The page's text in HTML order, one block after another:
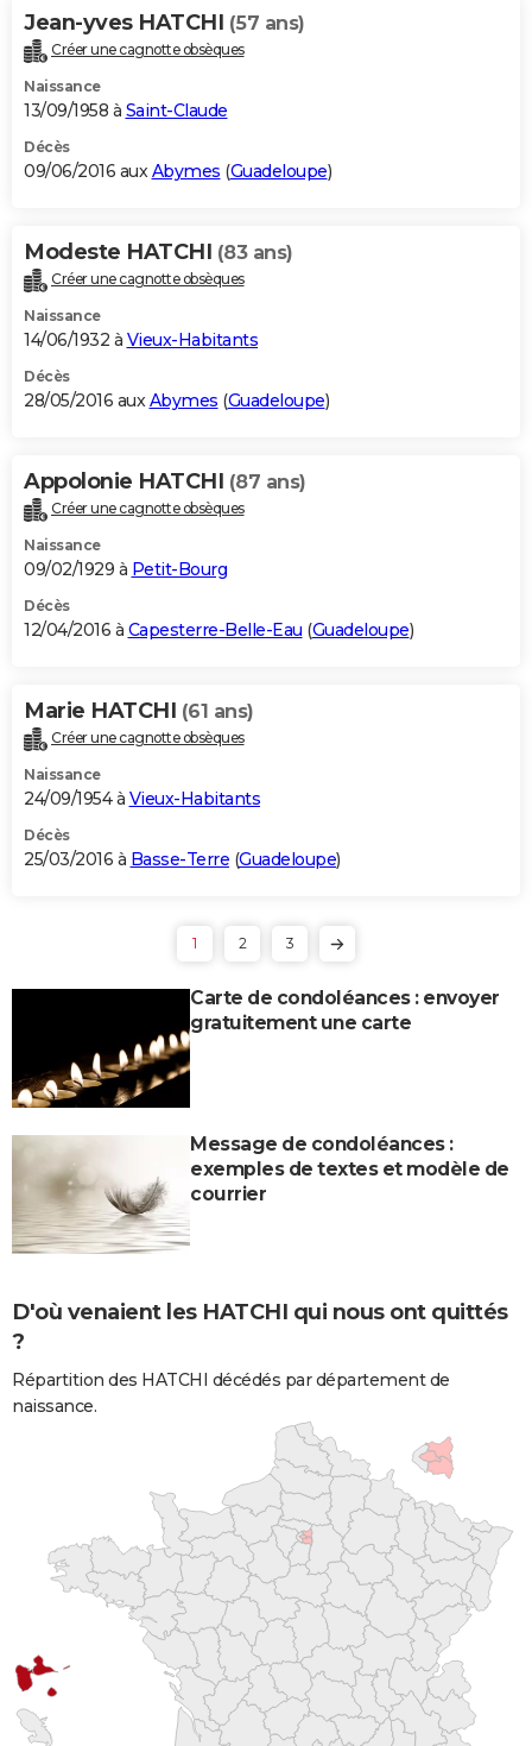
Jean-yves HATCHI (57 ans)
Créer une cagnotte obsèques
Naissance
13/09/1958 à Saint-Claude
Décès
09/06/2016 auxAbymes (Guadeloupe)
Modeste HATCHI (83 ans)
Créer une cagnotte obsèques
Naissance
14/06/1932 à Vieux-Habitants
Décès
28/05/2016 auxAbymes (Guadeloupe)
Appolonie HATCHI (87 ans)
Créer une cagnotte obsèques
Naissance
09/02/1929 à Petit-Bourg
Décès
12/04/2016 à Capesterre-Belle-Eau (Guadeloupe)
Marie HATCHI (61 ans)
Créer une cagnotte obsèques
Naissance
24/09/1954 à Vieux-Habitants
Décès
25/03/2016 à Basse-Terre (Guadeloupe)
1 2 3
Carte de condoléances : envoyer
gratuitement une carte
Message de condoléances :
exemples de textes et modèle de
courrier
D'où venaient les HATCHI qui nous ont quittés
?
Répartition des HATCHI décédés par département de
naissance.